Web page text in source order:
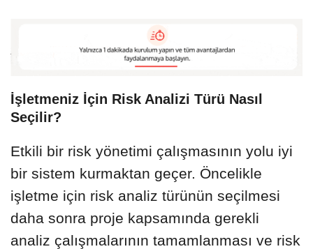
İşletmeniz İçin Risk Analizi Türü Nasıl
Seçilir?
Etkili bir risk yönetimi çalışmasının yolu iyi
bir sistem kurmaktan geçer. Öncelikle
işletme için risk analiz türünün seçilmesi
daha sonra proje kapsamında gerekli
analiz çalışmalarının tamamlanması ve risk